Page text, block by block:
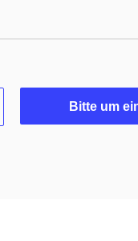
Bitte um